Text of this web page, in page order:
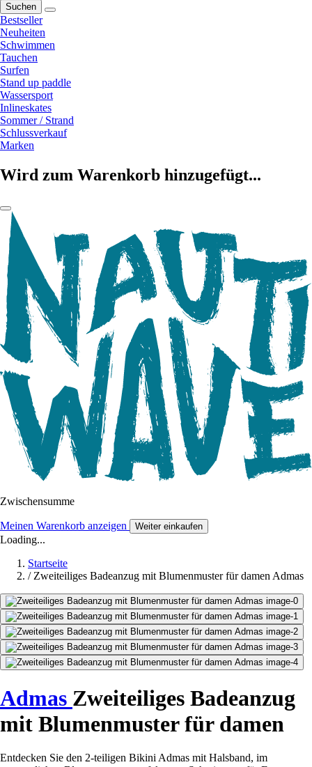
Suchen
Bestseller
Neuheiten
Schwimmen
Tauchen
Surfen
Stand up paddle
Wassersport
Inlineskates
Sommer / Strand
Schlussverkauf
Marken
Wird zum Warenkorb hinzugefügt...
Zwischensumme
Meinen Warenkorb anzeigen Weiter einkaufen
Loading...
Startseite
/ Zweiteiliges Badeanzug mit Blumenmuster für damen Admas
Admas Zweiteiliges Badeanzug
mit Blumenmuster für damen
Entdecken Sie den 2-teiligen Bikini Admas mit Halsband, im